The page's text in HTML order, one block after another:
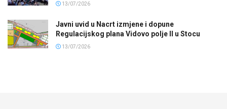
13/07/2026
Javni uvid u Nacrt izmjene i dopune
Regulacijskog plana Vidovo polje II u Stocu
13/07/2026